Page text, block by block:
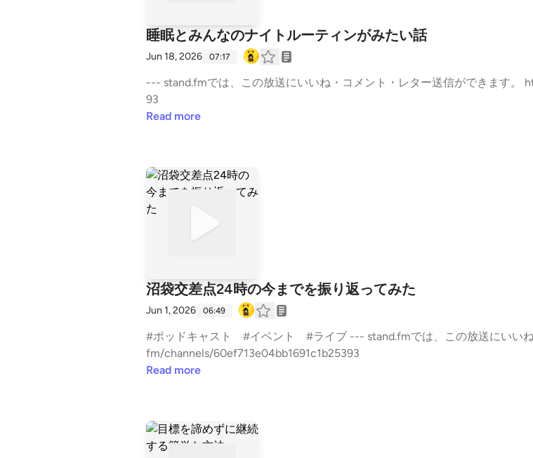
睡眠とみんなのナイトルーティンがみたい話
Jun 18, 2026 07:17
--- stand.fmでは、この放送にいいね・コメント・レター送信ができます。
93
Read more
沼袋交差点24時の今までを振り返ってみた
Jun 1, 2026 06:49
#ポッドキャスト #イベント #ライブ --- stand.fmでは、この放送にいい
fm/channels/60ef713e04bb1691c1b25393
Read more